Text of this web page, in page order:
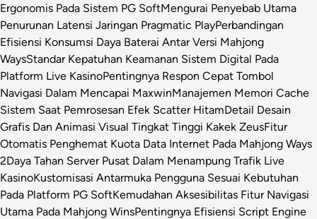
Ergonomis Pada Sistem PG SoftMengurai Penyebab Utama
Penurunan Latensi Jaringan Pragmatic PlayPerbandingan
Efisiensi Konsumsi Daya Baterai Antar Versi Mahjong
WaysStandar Kepatuhan Keamanan Sistem Digital Pada
Platform Live KasinoPentingnya Respon Cepat Tombol
Navigasi Dalam Mencapai MaxwinManajemen Memori Cache
Sistem Saat Pemrosesan Efek Scatter HitamDetail Desain
Grafis Dan Animasi Visual Tingkat Tinggi Kakek ZeusFitur
Otomatis Penghemat Kuota Data Internet Pada Mahjong Ways
2Daya Tahan Server Pusat Dalam Menampung Trafik Live
KasinoKustomisasi Antarmuka Pengguna Sesuai Kebutuhan
Pada Platform PG SoftKemudahan Aksesibilitas Fitur Navigasi
Utama Pada Mahjong WinsPentingnya Efisiensi Script Engine